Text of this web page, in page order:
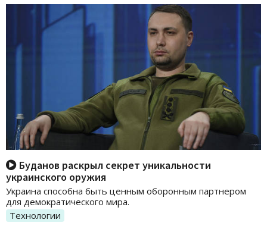
Буданов раскрыл секрет уникальности
украинского оружия
Украина способна быть ценным оборонным партнером
для демократического мира.
Технологии